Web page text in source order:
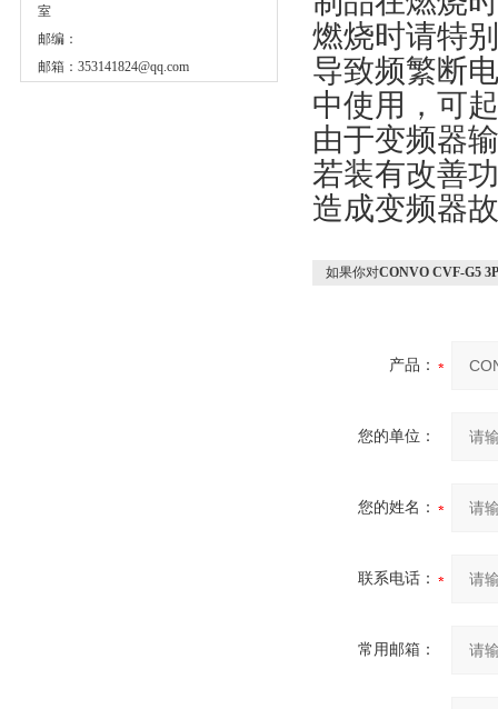
室
邮编：
邮箱： 353141824@qq.com
燃烧时请特
导致频繁断
中使用，可
由于变频器
若装有改善
造成变频器
如果你对CONVO CVF-G5
产品：
您的单位：
您的姓名：
联系电话：
常用邮箱：